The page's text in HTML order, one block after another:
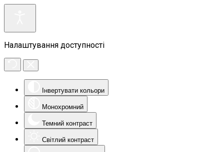
Налаштування доступності
Інвертувати кольори
Монохромний
Темний контраст
Світлий контраст